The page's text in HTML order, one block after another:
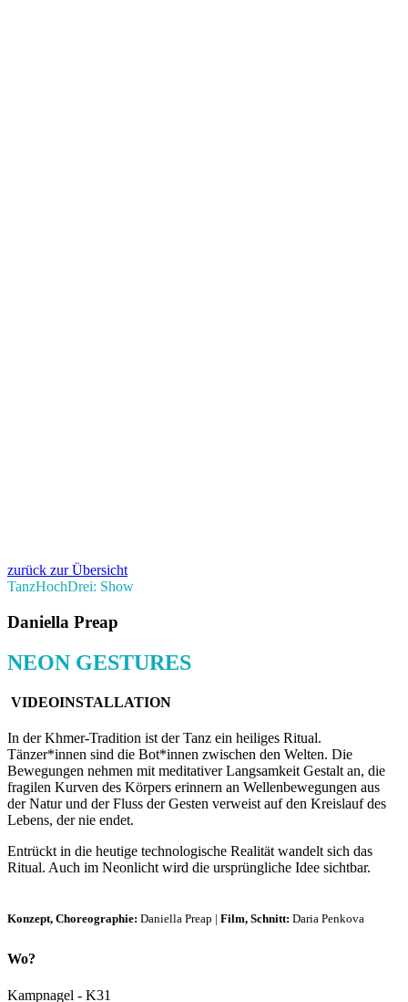
zurück zur Übersicht
TanzHochDrei: Show
Daniella Preap
NEON GESTURES
VIDEOINSTALLATION
In der Khmer-Tradition ist der Tanz ein heiliges Ritual.
Tänzer*innen sind die Bot*innen zwischen den Welten. Die
Bewegungen nehmen mit meditativer Langsamkeit Gestalt an, die
fragilen Kurven des Körpers erinnern an Wellenbewegungen aus
der Natur und der Fluss der Gesten verweist auf den Kreislauf des
Lebens, der nie endet.
Entrückt in die heutige technologische Realität wandelt sich das
Ritual. Auch im Neonlicht wird die ursprüngliche Idee sichtbar.
Konzept, Choreographie: Daniella Preap | Film, Schnitt: Daria Penkova
Wo?
Kampnagel - K31